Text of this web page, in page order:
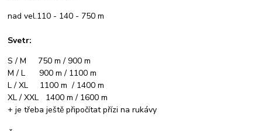
nad vel.110 - 140 - 750 m
Svetr:
S / M 750 m / 900 m
M / L 900 m / 1100 m
L / XL 1100 m / 1400 m
XL / XXL 1400 m / 1600 m
+ je třeba ještě připočítat přízi na rukávy